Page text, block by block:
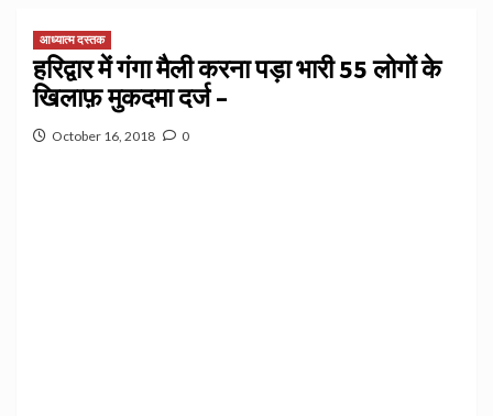
आध्यात्म दस्तक
हरिद्वार में गंगा मैली करना पड़ा भारी 55 लोगों के
खिलाफ़ मुकदमा दर्ज –
October 16, 2018 0